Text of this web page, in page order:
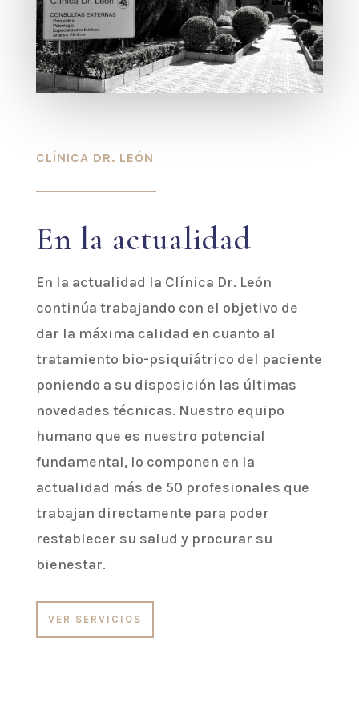
CLÍNICA DR. LEÓN
En la actualidad
En la actualidad la Clínica Dr. León
continúa trabajando con el objetivo de
dar la máxima calidad en cuanto al
tratamiento bio-psiquiátrico del paciente
poniendo a su disposición las últimas
novedades técnicas. Nuestro equipo
humano que es nuestro potencial
fundamental, lo componen en la
actualidad más de 50 profesionales que
trabajan directamente para poder
restablecer su salud y procurar su
bienestar.
VER SERVICIOS